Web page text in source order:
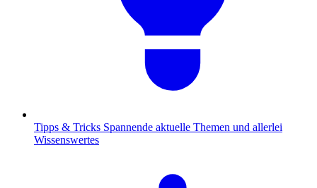
Tipps & Tricks Spannende aktuelle Themen und allerlei
Wissenswertes